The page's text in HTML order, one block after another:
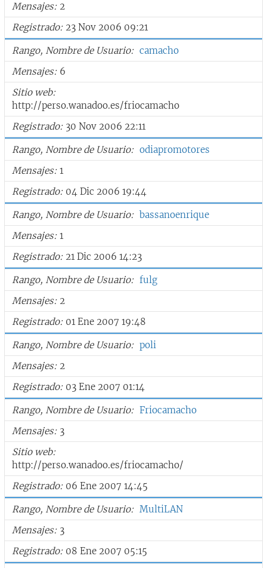
Mensajes 2
Registrado 23 Nov 2006 09:21
Rango, Nombre de Usuario
camacho
Mensajes 6
Sitio web
http://perso.wanadoo.es/friocamacho
Registrado 30 Nov 2006 22:11
Rango, Nombre de Usuario
odiapromotores
Mensajes 1
Registrado 04 Dic 2006 19:44
Rango, Nombre de Usuario
bassanoenrique
Mensajes 1
Registrado 21 Dic 2006 14:23
Rango, Nombre de Usuario
fulg
Mensajes 2
Registrado 01 Ene 2007 19:48
Rango, Nombre de Usuario
poli
Mensajes 2
Registrado 03 Ene 2007 01:14
Rango, Nombre de Usuario
Friocamacho
Mensajes 3
Sitio web
http://perso.wanadoo.es/friocamacho/
Registrado 06 Ene 2007 14:45
Rango, Nombre de Usuario
MultiLAN
Mensajes 3
Registrado 08 Ene 2007 05:15